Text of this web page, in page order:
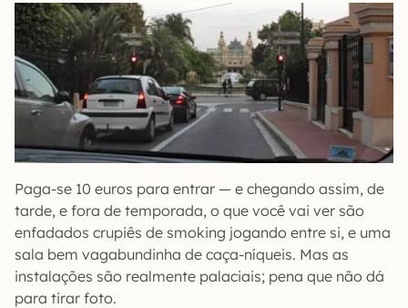
Paga-se 10 euros para entrar — e chegando assim, de
tarde, e fora de temporada, o que você vai ver são
enfadados crupiês de smoking jogando entre si, e uma
sala bem vagabundinha de caça-níqueis. Mas as
instalações são realmente palaciais; pena que não dá
para tirar foto.